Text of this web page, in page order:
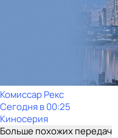
Комиссар Рекс
Сегодня в 00:25
Киносерия
Больше похожих передач